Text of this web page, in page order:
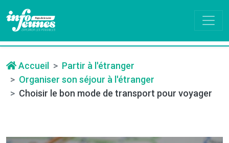
Accueil
Partir à l'étranger
Organiser son séjour à l'étranger
Choisir le bon mode de transport pour voyager